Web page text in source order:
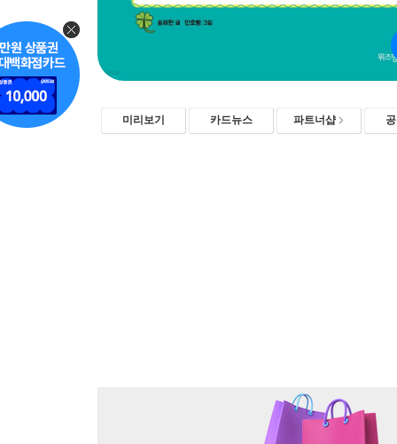
미리보기 카드뉴스 파트너샵